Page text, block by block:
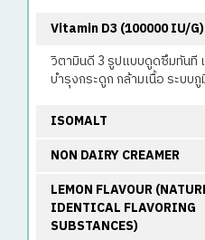
Vitamin D3 (100000 IU/g)
วิตามินดี 3 รูปแบบดูดซึมทันที
บำรุงกระดูก กล้ามเนื้อ ระบบ
ISOMALT
NON DAIRY CREAMER
LEMON FLAVOUR
IDENTICAL FLAVORING
SUBSTANCES)